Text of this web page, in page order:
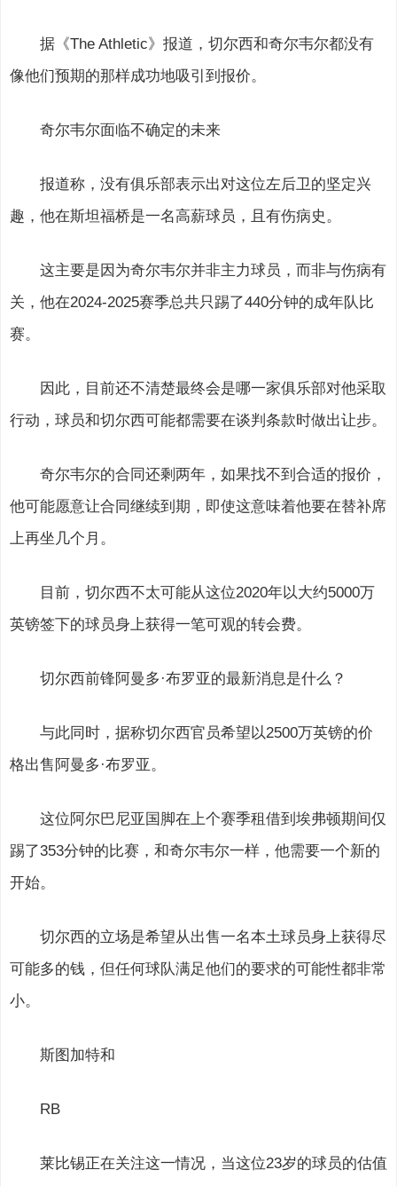
据《The Athletic》报道，切尔西和奇尔韦尔都没有
像他们预期的那样成功地吸引到报价。
奇尔韦尔面临不确定的未来
报道称，没有俱乐部表示出对这位左后卫的坚定兴
趣，他在斯坦福桥是一名高薪球员，且有伤病史。
这主要是因为奇尔韦尔并非主力球员，而非与伤病有
关，他在2024-2025赛季总共只踢了440分钟的成年队比
赛。
因此，目前还不清楚最终会是哪一家俱乐部对他采取
行动，球员和切尔西可能都需要在谈判条款时做出让步。
奇尔韦尔的合同还剩两年，如果找不到合适的报价，
他可能愿意让合同继续到期，即使这意味着他要在替补席
上再坐几个月。
目前，切尔西不太可能从这位2020年以大约5000万
英镑签下的球员身上获得一笔可观的转会费。
切尔西前锋阿曼多·布罗亚的最新消息是什么？
与此同时，据称切尔西官员希望以2500万英镑的价
格出售阿曼多·布罗亚。
这位阿尔巴尼亚国脚在上个赛季租借到埃弗顿期间仅
踢了353分钟的比赛，和奇尔韦尔一样，他需要一个新的
开始。
切尔西的立场是希望从出售一名本土球员身上获得尽
可能多的钱，但任何球队满足他们的要求的可能性都非常
小。
斯图加特和
RB
莱比锡正在关注这一情况，当这位23岁的球员的估值